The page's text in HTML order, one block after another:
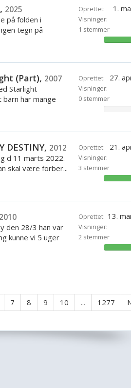
2025
på folden i
tegn på
Oprettet: 1.
Visninger:
1 stemmer
(Part), 2007
Starlight
har mange
Oprettet: 27.
Visninger:
0 stemmer
DESTINY, 2012
d 11 marts 2022.
skal være forber...
Oprettet: 21.
Visninger:
3 stemmer
2010
den 28/3 han var
kunne vi 5 uger
Oprettet: 13.
Visninger:
2 stemmer
7 8 9 10 ... 1277